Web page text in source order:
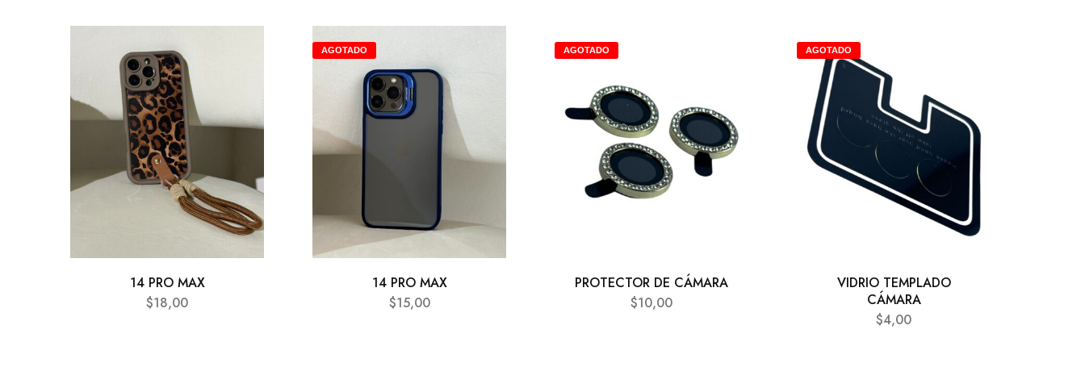
14 PRO MAX
$18,00
AGOTADO
14 PRO MAX
$15,00
AGOTADO
PROTECTOR DE CÁMARA
$10,00
AGOTADO
VIDRIO TEMPLADO
CÁMARA
$4,00